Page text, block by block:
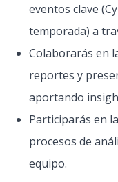
eventos clave
temporada) a
Colaborarás en
reportes y
aportando
Participarás en
procesos de
equipo.